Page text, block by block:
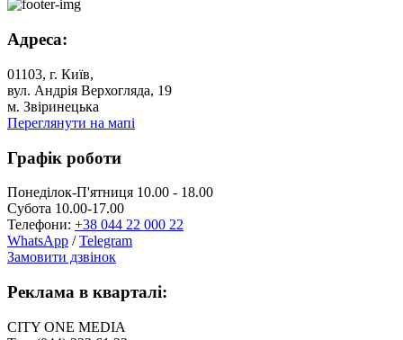
Адреса:
01103, г. Київ,
вул. Андрія Верхогляда, 19
м. Звіринецька
Переглянути на мапі
Графік роботи
Понеділок-П'ятниця 10.00 - 18.00
Субота 10.00-17.00
Телефони: +38 044 22 000 22
WhatsApp /Telegram
Замовити дзвінок
Реклама в кварталі:
CITY ONE MEDIA